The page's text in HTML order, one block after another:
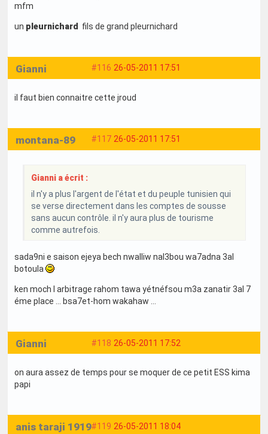
mfm
un pleurnichard fils de grand pleurnichard
#116 26-05-2011 17:51
Gianni
il faut bien connaitre cette jroud
#117 26-05-2011 17:51
montana-89
Gianni a écrit :
il n'y a plus l'argent de l'état et du peuple tunisien qui
se verse directement dans les comptes de sousse
sans aucun contrôle. il n'y aura plus de tourisme
comme autrefois.
sada9ni e saison ejeya bech nwalliw nal3bou wa7adna 3al
botoula
ken moch l arbitrage rahom tawa yétnéfsou m3a zanatir 3al 7
éme place ... bsa7et-hom wakahaw ...
#118 26-05-2011 17:52
Gianni
on aura assez de temps pour se moquer de ce petit ESS kima
papi
#119 26-05-2011 18:04
anis taraji 1919